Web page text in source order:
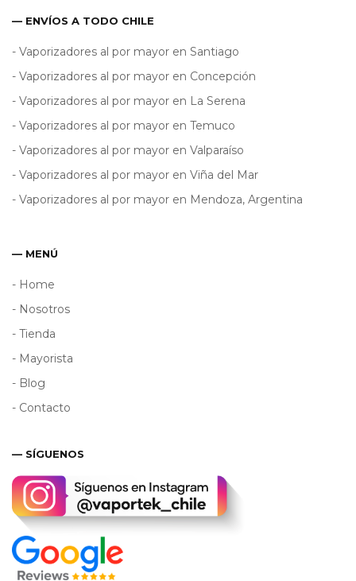
— ENVÍOS A TODO CHILE
- Vaporizadores al por mayor en Santiago
- Vaporizadores al por mayor en Concepción
- Vaporizadores al por mayor en La Serena
- Vaporizadores al por mayor en Temuco
- Vaporizadores al por mayor en Valparaíso
- Vaporizadores al por mayor en Viña del Mar
- Vaporizadores al por mayor en Mendoza, Argentina
— MENÚ
- Home
- Nosotros
- Tienda
- Mayorista
- Blog
- Contacto
— SÍGUENOS